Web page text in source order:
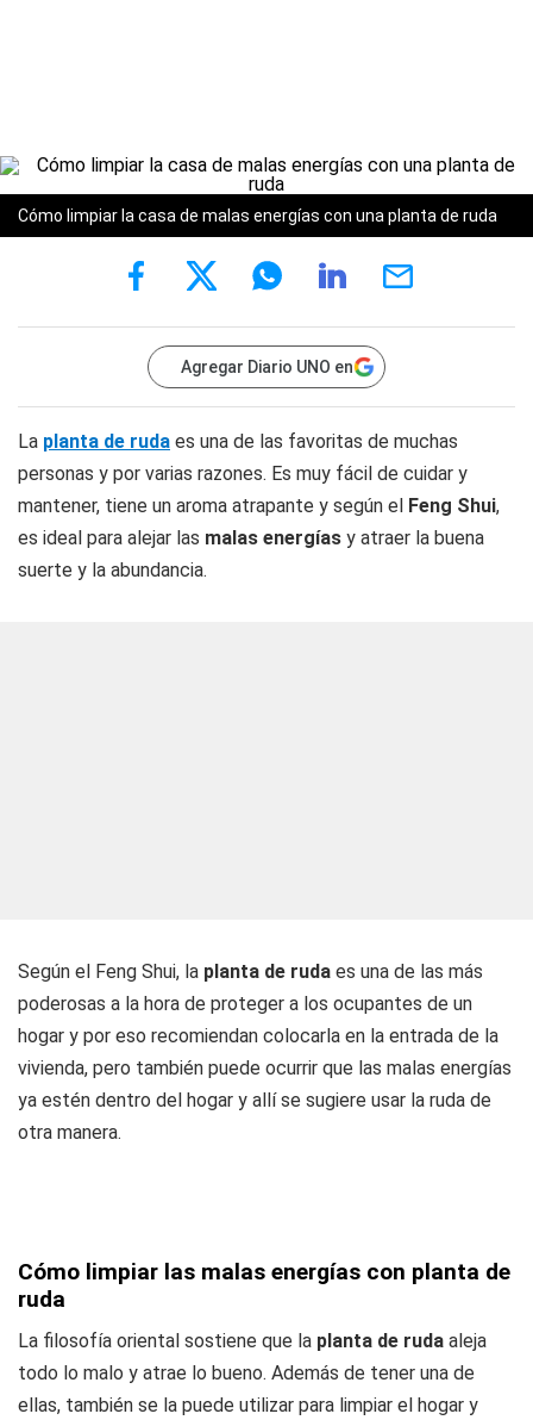
Cómo limpiar la casa de malas energías con una planta de ruda
Agregar Diario UNO en
La planta de ruda es una de las favoritas de muchas
personas y por varias razones. Es muy fácil de cuidar y
mantener, tiene un aroma atrapante y según el Feng Shui,
es ideal para alejar las malas energías y atraer la buena
suerte y la abundancia.
Según el Feng Shui, la planta de ruda es una de las más
poderosas a la hora de proteger a los ocupantes de un
hogar y por eso recomiendan colocarla en la entrada de la
vivienda, pero también puede ocurrir que las malas energías
ya estén dentro del hogar y allí se sugiere usar la ruda de
otra manera.
Cómo limpiar las malas energías con planta de
ruda
La filosofía oriental sostiene que la planta de ruda aleja
todo lo malo y atrae lo bueno. Además de tener una de
ellas, también se la puede utilizar para limpiar el hogar y